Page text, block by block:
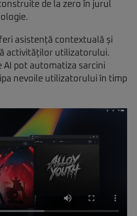
de la zero în jurul
asistență contextuală și
activităților utilizatorului.
AI pot automatiza sarcini
nevoile utilizatorului în timp